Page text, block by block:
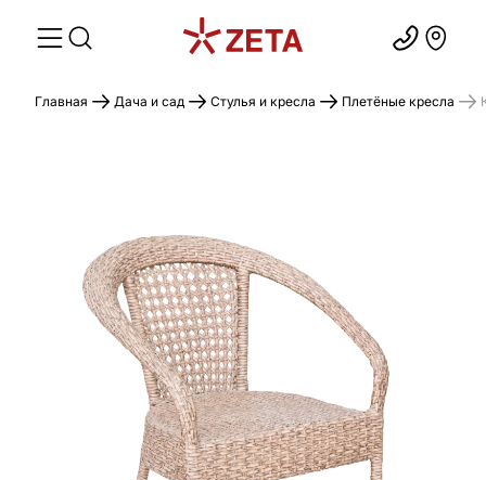
Главная Дача и сад Стулья и кресла Плетёные кресла